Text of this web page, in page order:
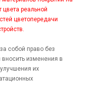
цвета реальной
цветопередачи
собой право без
изменения в
их